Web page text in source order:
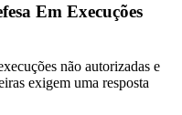
Em Execuções
não autorizadas e
exigem uma resposta